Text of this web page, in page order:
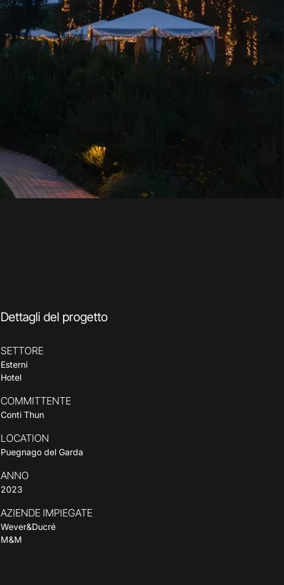
Dettagli del progetto
SETTORE
Esterni
Hotel
COMMITTENTE
Conti Thun
LOCATION
Puegnago del Garda
ANNO
2023
AZIENDE IMPIEGATE
Wever&Ducré
M&M